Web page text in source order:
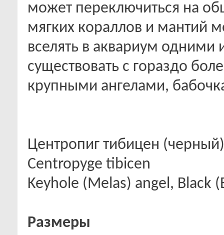
может переключиться на
мягких кораллов и мантий
вселять в аквариум одними
существовать с гораздо
крупными ангелами,
Центропиг тибицен
Centropyge tibicen
Keyhole (Melas) angel, Black
Размеры